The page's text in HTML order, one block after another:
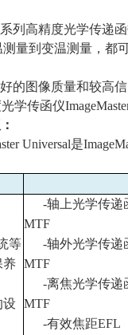
系列高精度光学传递
量到变温测量，都
的图像质量和较高
学传函仪
Universal是
等
养
设
-轴上光学传递
MTF
-轴外光学传递
MTF
-离焦光学传递
MTF
-有效焦距EFL